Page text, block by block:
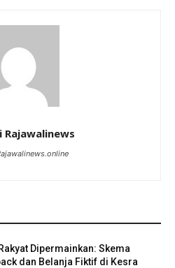
Rajawalinews
Dipermainkan: Skema
dan Belanja Fiktif di Kesra